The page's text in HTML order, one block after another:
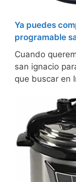
Ya puedes
programable
Cuando
san ignacio
que buscar en